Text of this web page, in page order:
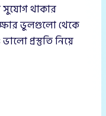
সুযোগ থাকার
ভুলগুলো থেকে
প্রস্তুতি নিয়ে